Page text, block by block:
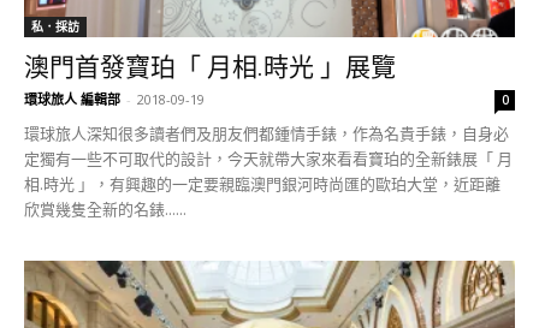
私．採訪
澳門首發寶珀「 月相.時光 」展覽
環球旅人 編輯部 - 2018-09-19 0
環球旅人深知很多讀者們及朋友們都鍾情手錶，作為名貴手錶，自身必
定獨有一些不可取代的設計，今天就帶大家來看看寶珀的全新錶展「 月
相.時光 」，有興趣的一定要親臨澳門銀河時尚匯的歐珀大堂，近距離
欣賞幾隻全新的名錶......